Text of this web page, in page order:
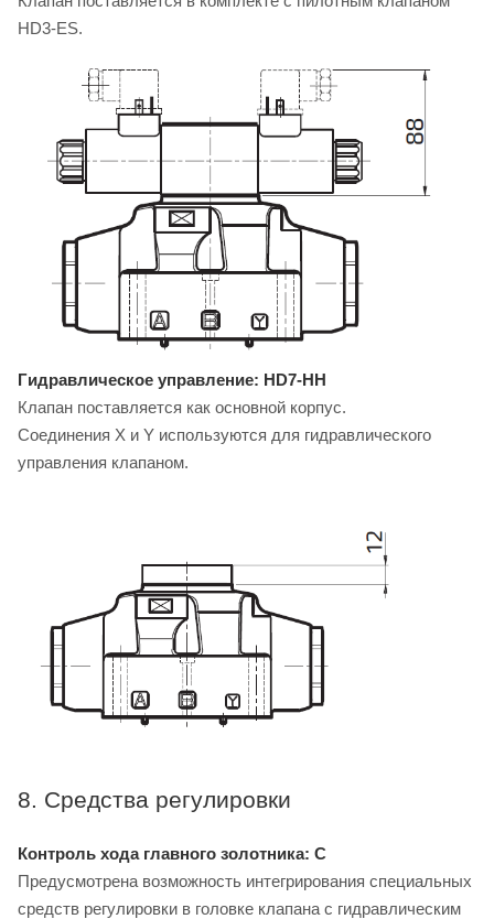
HD3-ES.
Гидравлическое управление: HD7-HH
Клапан поставляется как основной корпус.
Соединения X и Y используются для гидравлического
управления клапаном.
8. Средства регулировки
Контроль хода главного золотника: C
Предусмотрена возможность интегрирования специальных
средств регулировки в головке клапана с гидравлическим